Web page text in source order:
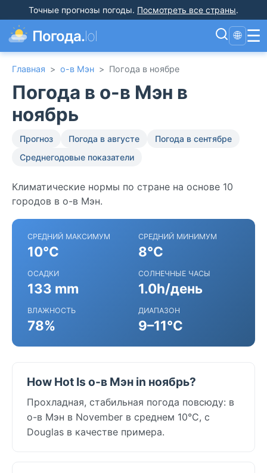
Точные прогнозы погоды. Посмотреть все страны.
Погода.lol 🌐 ☰
Главная > о-в Мэн > Погода в ноябре
Погода в о-в Мэн в
ноябрь
Прогноз Погода в августе
Погода в сентябре
Среднегодовые показатели
Климатические нормы по стране на основе 10
городов в о-в Мэн.
СРЕДНИЙ МАКСИМУМ
10°C
СРЕДНИЙ МИНИМУМ
8°C
ОСАДКИ
133 mm
СОЛНЕЧНЫЕ ЧАСЫ
1.0h/день
ВЛАЖНОСТЬ
78%
ДИАПАЗОН
9–11°C
How Hot Is о-в Мэн in ноябрь?
Прохладная, стабильная погода повсюду: в
о-в Мэн в November в среднем 10°C, с
Douglas в качестве примера.